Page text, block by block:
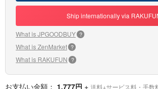
Ship internationally via
What is JPGOODBUY ?
What is ZenMarket ?
What is RAKUFUN ?
お支払い金額： 1,777円 + 送料+サービス料・手数